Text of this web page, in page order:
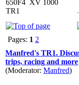
650F4 XV 1000
TR1
Pages: 1 2
Manfred's TR1.
trips, racing and more
(Moderator: Manfred)